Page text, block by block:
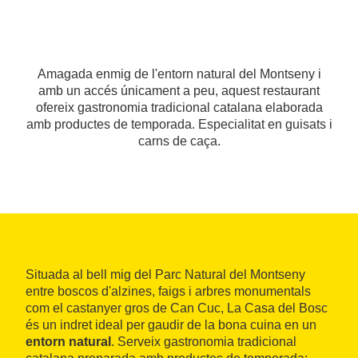
Amagada enmig de l'entorn natural del Montseny i
amb un accés únicament a peu, aquest restaurant
ofereix gastronomia tradicional catalana elaborada
amb productes de temporada. Especialitat en guisats i
carns de caça.
Situada al bell mig del Parc Natural del Montseny
entre boscos d'alzines, faigs i arbres monumentals
com el castanyer gros de Can Cuc, La Casa del Bosc
és un indret ideal per gaudir de la bona cuina en un
entorn natural . Serveix gastronomia tradicional